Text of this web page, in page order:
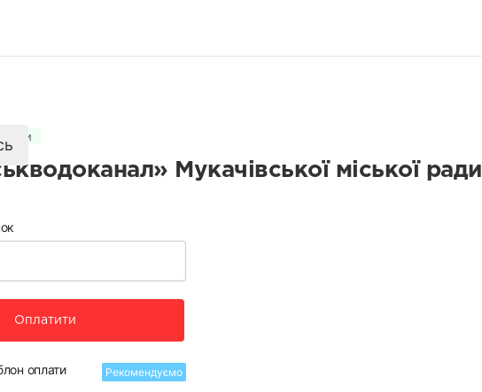
Мукачівської міської ради
Оплатити
оплати Рекомендуємо